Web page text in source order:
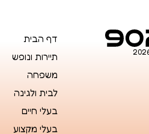
דף הבית
תיירות ונופש
משפחה
לבית ולגינה
בעלי חיים
בעלי מקצוע